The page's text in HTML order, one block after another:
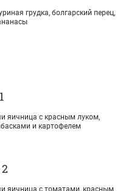
грудка, болгарский перец,
яичница с красным луком,
и картофелем
яичница с томатами, красным